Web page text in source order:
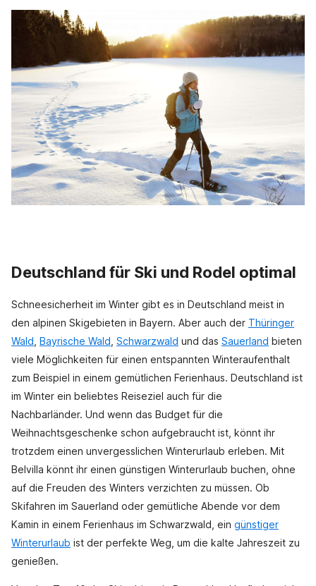
Deutschland für Ski und Rodel optimal
Schneesicherheit im Winter gibt es in Deutschland meist in
den alpinen Skigebieten in Bayern. Aber auch der Thüringer
Wald Bayrische Wald Schwarzwald und das Sauerland bieten
viele Möglichkeiten für einen entspannten Winteraufenthalt
zum Beispiel in einem gemütlichen Ferienhaus. Deutschland ist
im Winter ein beliebtes Reiseziel auch für die
Nachbarländer. Und wenn das Budget für die
Weihnachtsgeschenke schon aufgebraucht ist, könnt ihr
trotzdem einen unvergesslichen Winterurlaub erleben. Mit
Belvilla könnt ihr einen günstigen Winterurlaub buchen, ohne
auf die Freuden des Winters verzichten zu müssen. Ob
Skifahren im Sauerland oder gemütliche Abende vor dem
Kamin in einem Ferienhaus im Schwarzwald, ein günstiger
Winterurlaub ist der perfekte Weg, um die kalte Jahreszeit zu
genießen.